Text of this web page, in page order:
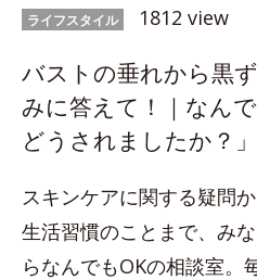
ライフスタイル 1812 view
バストの垂れから黒
みに答えて！｜なん
どうされましたか？
スキンケアに関する疑問
生活習慣のことまで、み
らなんでもOKの相談室。